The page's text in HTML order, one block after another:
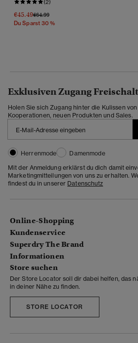
(2)
€45.49Preis Wurde Reduziert Von
€64.99Bis
Du Sparst 30 %
Exklusiven Zugang
Holen Sie sich Zugang hinter die Kulissen
Kooperationen, neuen Produkten und Sales.
Herrenmode
Damenmode
Mit der Anmeldung erklärst du dich damit
Marketingmitteilungen von uns zu erhalten.
findest du in unserer Datenschutz
Online-Shopping
Kundenservice
Superdry The Brand
Informationen
Store suchen
Der Store Locator soll dir dabei helfen, das
in deiner Nähe zu finden.
STORE LOCATOR